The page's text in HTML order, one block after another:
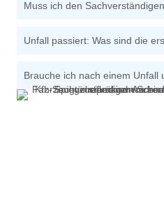
Muss ich den
Unfall passiert: Was sind die
Brauche ich nach einem Unfall